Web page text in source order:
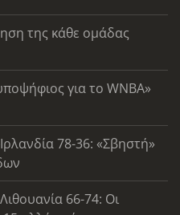
της κάθε ομάδας
για το WNBA»
78-36: «Σβηστή»
66-74: Οι